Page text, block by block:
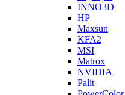
INNO3D
HP
Maxsun
KFA2
MSI
Matrox
NVIDIA
Palit